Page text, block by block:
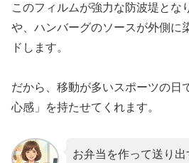
このフィルムが強力な防波堤とな
や、ハンバーグのソースが外側に
ドします。
だから、移動が多いスポーツの日
心感」を持たせてくれます。
お弁当を作って送り